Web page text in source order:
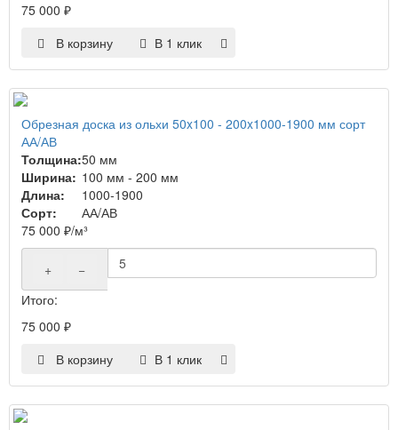
75 000 ₽
В корзину
В 1 клик
Обрезная доска из ольхи 50x100 - 200x1000-1900 мм сорт
АА/АВ
Толщина:50 мм
Ширина: 100 мм - 200 мм
Длина:
1000-1900
Сорт:
АА/АВ
75 000 ₽/м³
+
−
Итого:
75 000 ₽
В корзину
В 1 клик